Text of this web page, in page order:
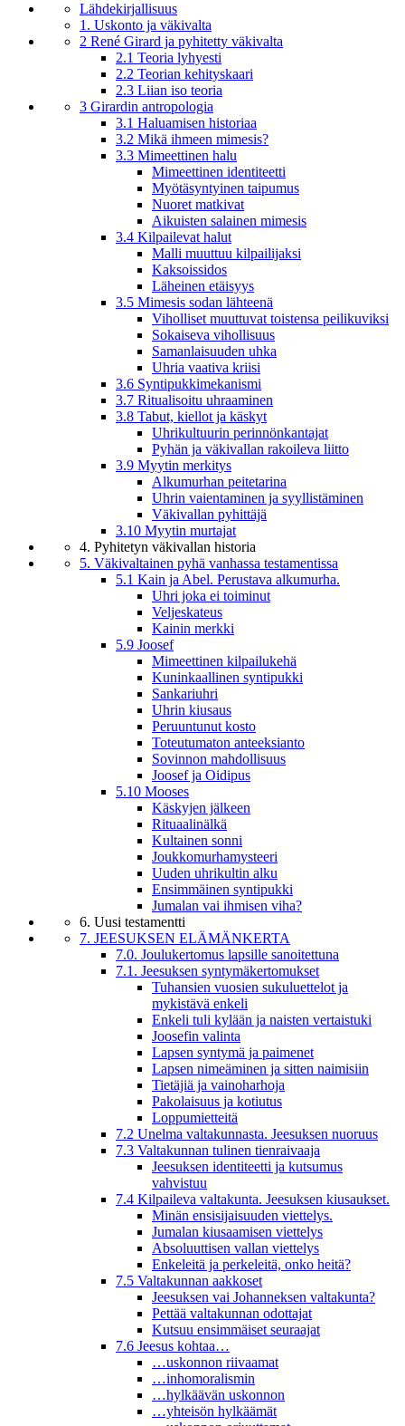
Lähdekirjallisuus
1. Uskonto ja väkivalta
2 René Girard ja pyhitetty väkivalta
2.1 Teoria lyhyesti
2.2 Teorian kehityskaari
2.3 Liian iso teoria
3 Girardin antropologia
3.1 Haluamisen historiaa
3.2 Mikä ihmeen mimesis?
3.3 Mimeettinen halu
Mimeettinen identiteetti
Myötäsyntyinen taipumus
Nuoret matkivat
Aikuisten salainen mimesis
3.4 Kilpailevat halut
Malli muuttuu kilpailijaksi
Kaksoissidos
Läheinen etäisyys
3.5 Mimesis sodan lähteenä
Viholliset muuttuvat toistensa peilikuviksi
Sokaiseva vihollisuus
Samanlaisuuden uhka
Uhria vaativa kriisi
3.6 Syntipukkimekanismi
3.7 Ritualisoitu uhraaminen
3.8 Tabut, kiellot ja käskyt
Uhrikultuurin perinnönkantajat
Pyhän ja väkivallan rakoileva liitto
3.9 Myytin merkitys
Alkumurhan peitetarina
Uhrin vaientaminen ja syyllistäminen
Väkivallan pyhittäjä
3.10 Myytin murtajat
4. Pyhitetyn väkivallan historia
5. Väkivaltainen pyhä vanhassa testamentissa
5.1 Kain ja Abel. Perustava alkumurha.
Uhri joka ei toiminut
Veljeskateus
Kainin merkki
5.9 Joosef
Mimeettinen kilpailukehä
Kuninkaallinen syntipukki
Sankariuhri
Uhrin kiusaus
Peruuntunut kosto
Toteutumaton anteeksianto
Sovinnon mahdollisuus
Joosef ja Oidipus
5.10 Mooses
Käskyjen jälkeen
Rituaalinälkä
Kultainen sonni
Joukkomurhamysteeri
Uuden uhrikultin alku
Ensimmäinen syntipukki
Jumalan vai ihmisen viha?
6. Uusi testamentti
7. JEESUKSEN ELÄMÄNKERTA
7.0. Joulukertomus lapsille sanoitettuna
7.1. Jeesuksen syntymäkertomukset
Tuhansien vuosien sukuluettelot ja
mykistävä enkeli
Enkeli tuli kylään ja naisten vertaistuki
Joosefin valinta
Lapsen syntymä ja paimenet
Lapsen nimeäminen ja sitten naimisiin
Tietäjiä ja vainoharhoja
Pakolaisuus ja kotiutus
Loppumietteitä
7.2 Unelma valtakunnasta. Jeesuksen nuoruus
7.3 Valtakunnan tulinen tienraivaaja
Jeesuksen identiteetti ja kutsumus
vahvistuu
7.4 Kilpaileva valtakunta. Jeesuksen kiusaukset.
Minän ensisijaisuuden viettelys.
Jumalan kiusaamisen viettelys
Absoluuttisen vallan viettelys
Enkeleitä ja perkeleitä, onko heitä?
7.5 Valtakunnan aakkoset
Jeesuksen vai Johanneksen valtakunta?
Pettää valtakunnan odottajat
Kutsuu ensimmäiset seuraajat
7.6 Jeesus kohtaa…
…uskonnon riivaamat
…inhomoralismin
…hylkäävän uskonnon
…yhteisön hylkäämät